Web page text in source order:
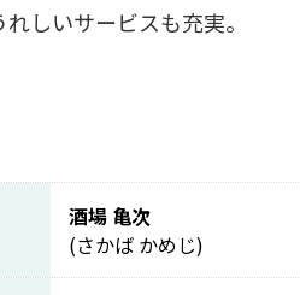
れしいサービスも充実。
酒場 亀次
(さかば かめじ)